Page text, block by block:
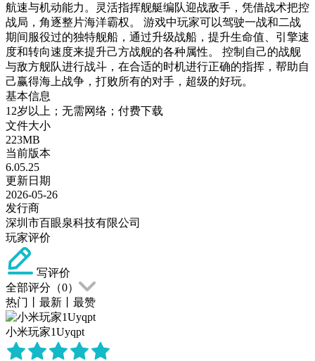
航速与机动能力。灵活指挥舰艇编队迎战敌手，凭借战术把控
战局，角逐整片海洋霸权。 游戏中玩家可以驾驶一战和二战
期间服役过的独特舰船，通过升级战船，提升生命值、引擎速
度和转向速度来提升己方战舰的各种属性。 控制自己的战舰
与敌方舰队进行战斗，在合适的时机进行正确的指挥，帮助自
己赢得海上战争，打败所有的对手，超级的好玩。
基本信息
12岁以上；无需网络；付费下载
文件大小
223MB
当前版本
6.05.25
更新日期
2026-05-26
发行商
深圳市百眼泉科技有限公司
玩家评价
写评价
全部评分（0）
热门
最新 最赞
小米玩家1Uyqpt